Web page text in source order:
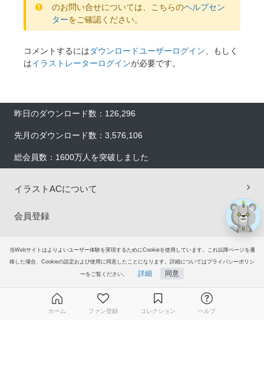
当Webサイトはよりよいユーザー体験を実現するためにCookieを使用しています。これ以降ページを遷
移した場合、Cookieの設定および使用に同意したことになります。詳細についてはプライバシーポリシ
ーをご覧ください。 詳細 同意
のお問い合せについては、こちらのヘルプセン
ターをご確認ください。
コメントするにはダウンロードユーザーログイン 、もしく
はイラストレーターログインが必要です。
昨日のダウンロード数：126,296
先月のダウンロード数：3,576,106
総会員数：1600万人を突破しました
イラストACについて
会員登録
グループサイト
ホーム ファン登録 コレクション ヘルプ